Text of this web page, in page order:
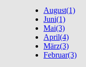
August(1)
Juni(1)
Mai(3)
April(4)
März(3)
Februar(3)